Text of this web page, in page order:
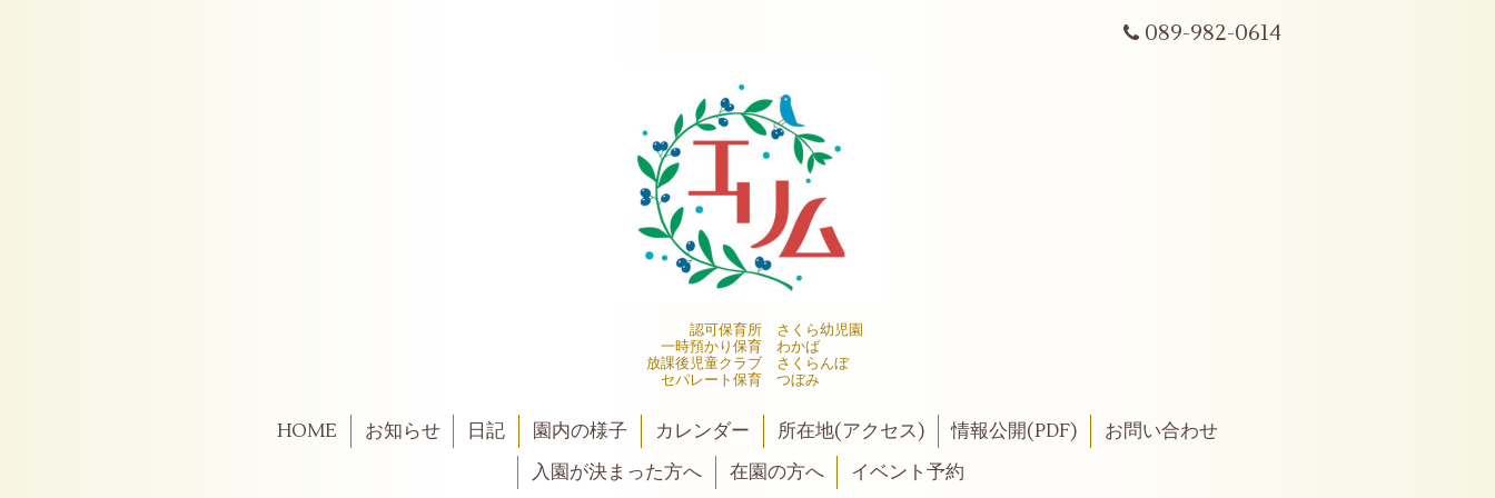
089-982-0614
認可保育所 さくら幼児園
一時預かり保育 わかば
放課後児童クラブ さくらんぼ
セパレート保育 つぼみ
HOME お知らせ 日記 園内の様子 カレンダー 所在地(アクセス) 情報公開(PDF)
お問い合わせ
入園が決まった方へ
在園の方へ イベント予約